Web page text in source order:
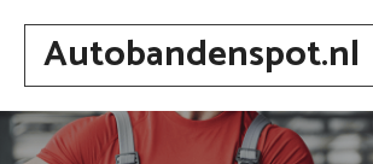
Spring
inhoudAutobandenspot.nl